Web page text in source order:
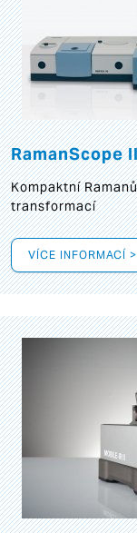
RamanScope
Kompaktní
transformací
VÍCE INFORMACÍ >